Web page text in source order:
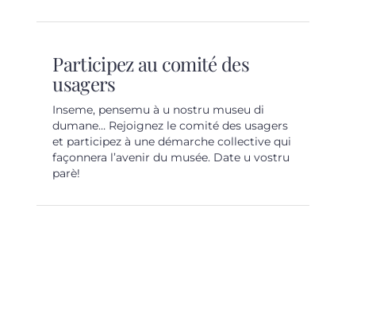
Participez au comité des
usagers
Inseme, pensemu à u nostru museu di
dumane… Rejoignez le comité des usagers
et participez à une démarche collective qui
façonnera l’avenir du musée. Date u vostru
parè!